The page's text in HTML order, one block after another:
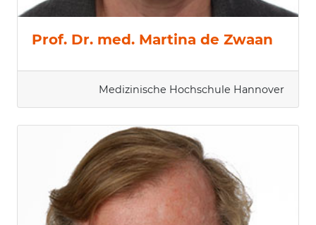
Prof. Dr. med. Martina de Zwaan
Medizinische Hochschule Hannover